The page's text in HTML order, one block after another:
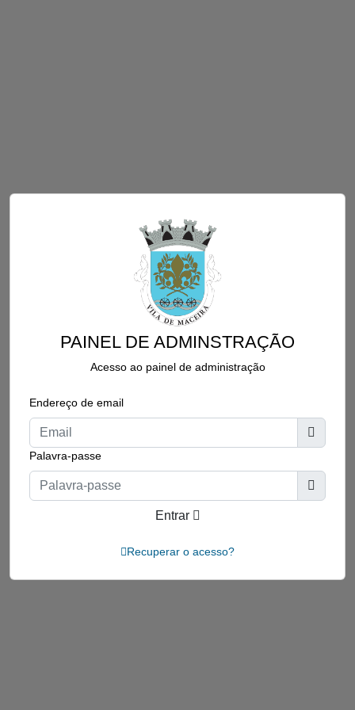
PAINEL DE ADMINSTRAÇÃO
Acesso ao painel de administração
Endereço de email
Palavra-passe
Entrar
Recuperar o acesso?